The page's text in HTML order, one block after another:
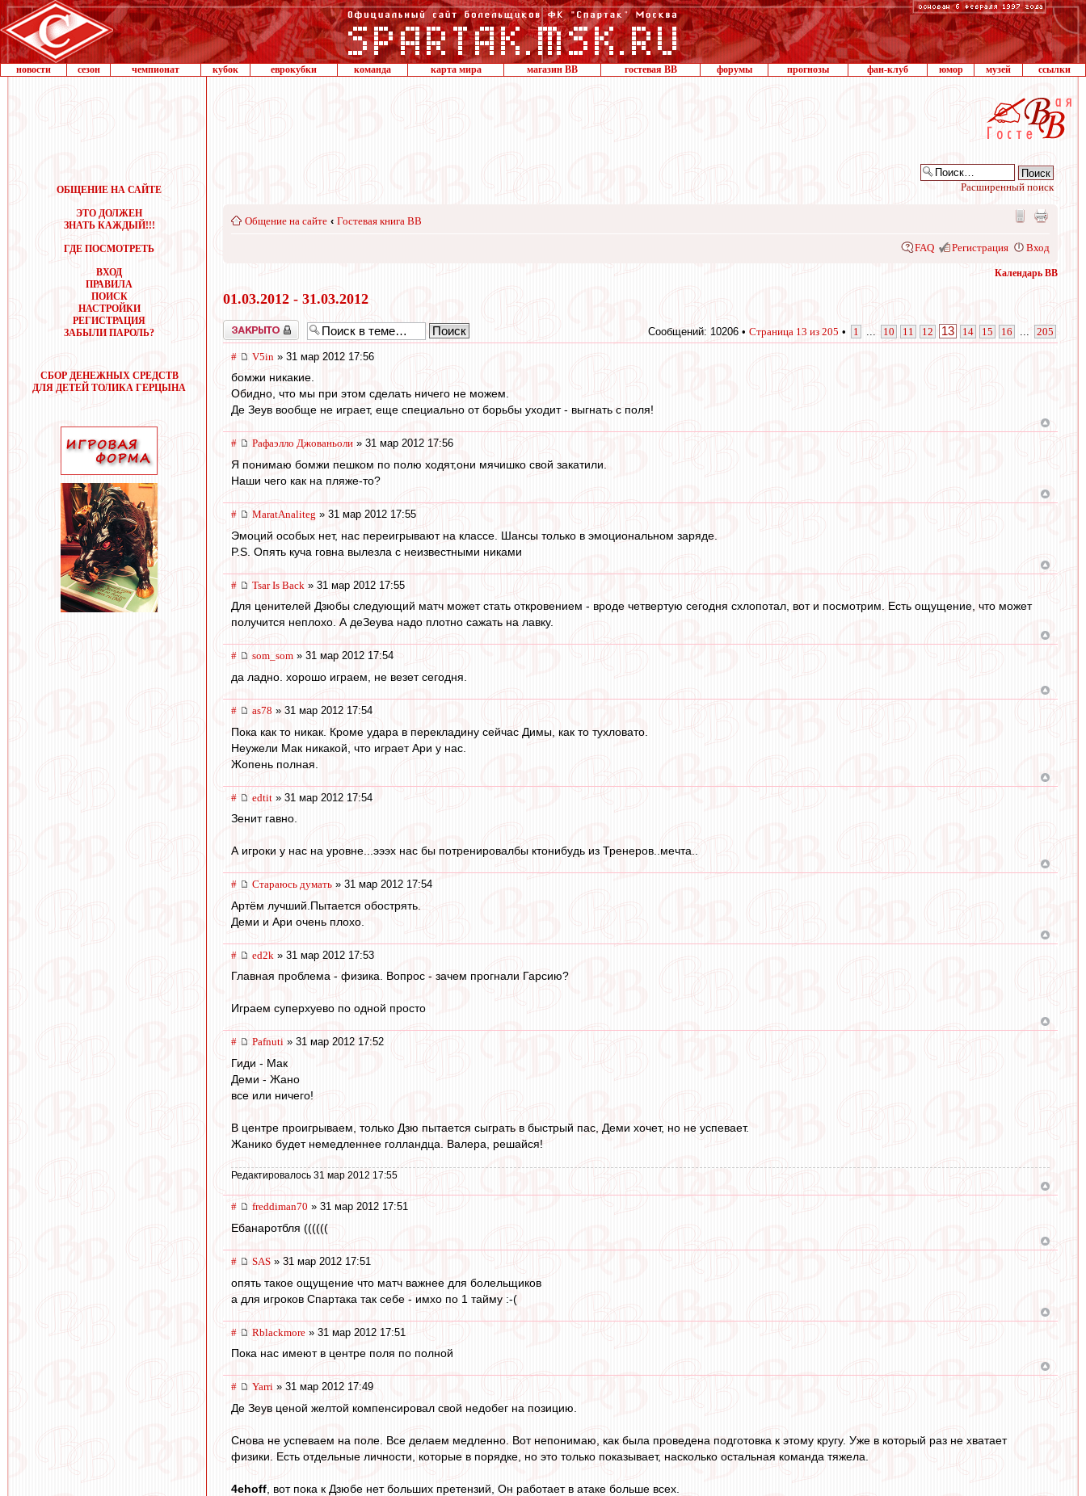
новости сезон чемпионат кубок еврокубки команда карта мира магазин ВВ гостевая ВВ форумы прогнозы фан-клуб юмор музей ссылки
ОБЩЕНИЕ НА САЙТЕ
ЭТО ДОЛЖЕН
ЗНАТЬ КАЖДЫЙ!!!
ГДЕ ПОСМОТРЕТЬ
ВХОД
ПРАВИЛА
ПОИСК
НАСТРОЙКИ
РЕГИСТРАЦИЯ
ЗАБЫЛИ ПАРОЛЬ?
СБОР ДЕНЕЖНЫХ СРЕДСТВ
ДЛЯ ДЕТЕЙ ТОЛИКА ГЕРЦЫНА
Расширенный поиск
Общение на сайте ‹ Гостевая книга ВВ
FAQ Регистрация Вход
Календарь ВВ
01.03.2012 - 31.03.2012
Закрыто Сообщений: 10206 • Страница 13 из 205 • 1 10 11 12 13 14 15 16 205
# V5in » 31 мар 2012 17:56
бомжи никакие.
Обидно, что мы при этом сделать ничего не можем.
Де Зеув вообще не играет, еще специально от борьбы уходит - выгнать с поля!
# Рафаэлло Джованьоли » 31 мар 2012 17:56
Я понимаю бомжи пешком по полю ходят,они мячишко свой закатили.
Наши чего как на пляже-то?
# MaratAnaliteg » 31 мар 2012 17:55
Эмоций особых нет, нас переигрывают на классе. Шансы только в эмоциональном заряде.
P.S. Опять куча говна вылезла с неизвестными никами
# Tsar Is Back » 31 мар 2012 17:55
Для ценителей Дзюбы следующий матч может стать откровением - вроде четвертую сегодня схлопотал, вот и посмотрим. Есть ощущение, что может
получится неплохо. А деЗеува надо плотно сажать на лавку.
# som_som » 31 мар 2012 17:54
да ладно. хорошо играем, не везет сегодня.
# as78 » 31 мар 2012 17:54
Пока как то никак. Кроме удара в перекладину сейчас Димы, как то тухловато.
Неужели Мак никакой, что играет Ари у нас.
Жопень полная.
# edtit » 31 мар 2012 17:54
Зенит гавно.
А игроки у нас на уровне...эээх нас бы потренировалбы ктонибудь из Тренеров..мечта..
# Стараюсь думать » 31 мар 2012 17:54
Артём лучший.Пытается обострять.
Деми и Ари очень плохо.
# ed2k » 31 мар 2012 17:53
Главная проблема - физика. Вопрос - зачем прогнали Гарсию?
Играем суперхуево по одной просто
# Pafnuti » 31 мар 2012 17:52
Гиди - Мак
Деми - Жано
все или ничего!
В центре проигрываем, только Дзю пытается сыграть в быстрый пас, Деми хочет, но не успевает.
Жанико будет немедленнее голландца. Валера, решайся!
Редактировалось 31 мар 2012 17:55
# freddiman70 » 31 мар 2012 17:51
Ебанаротбля ((((((
# SAS » 31 мар 2012 17:51
опять такое ощущение что матч важнее для болельщиков
а для игроков Спартака так себе - имхо по 1 тайму :-(
# Rblackmore » 31 мар 2012 17:51
Пока нас имеют в центре поля по полной
# Yarri » 31 мар 2012 17:49
Де Зеув ценой желтой компенсировал свой недобег на позицию.
Снова не успеваем на поле. Все делаем медленно. Вот непонимаю, как была проведена подготовка к этому кругу. Уже в который раз не хватает
физики. Есть отдельные личности, которые в порядке, но это только показывает, насколько остальная команда тяжела.
4ehoff , вот пока к Дзюбе нет больших претензий, Он работает в атаке больше всех.